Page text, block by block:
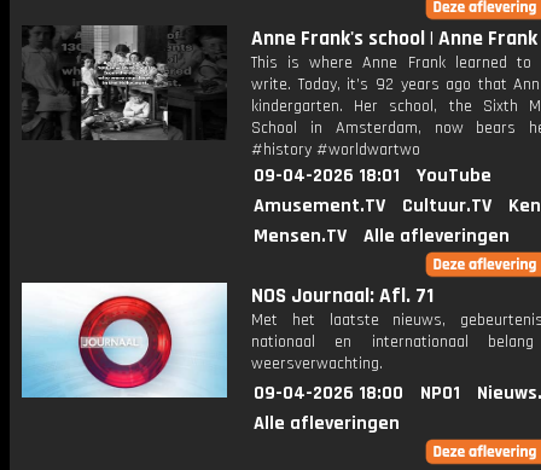
Anne Frank's school | Anne
This is where Anne Frank learned to
write. Today, it’s 92 years ago that
kindergarten. Her school, the Sixth
School in Amsterdam, now bears
#history #worldwartwo
09-04-2026 18:01
YouTube
Amusement.TV
Cultuur.TV
Mensen.TV
Alle afleveringen
NOS Journaal: Afl. 71
Met het laatste nieuws,
nationaal en internationaal
weersverwachting.
09-04-2026 18:00 NPO1
Alle afleveringen